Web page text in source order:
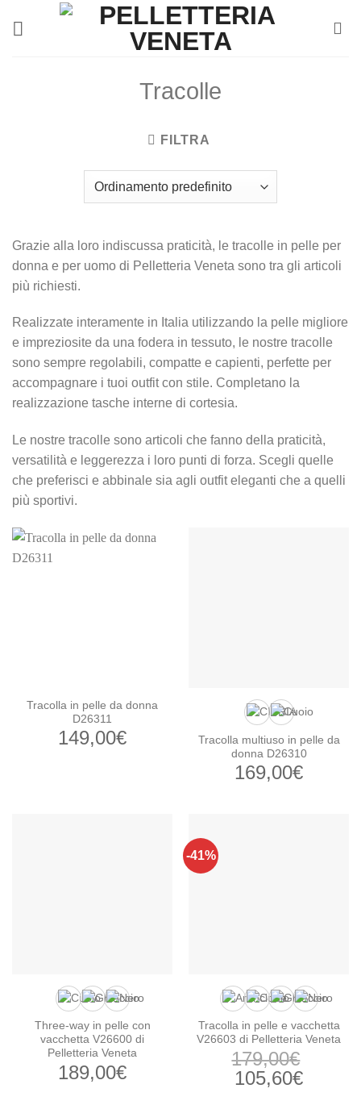
Tracolle
FILTRA
Grazie alla loro indiscussa praticità, le tracolle in pelle per
donna e per uomo di Pelletteria Veneta sono tra gli articoli
più richiesti.
Realizzate interamente in Italia utilizzando la pelle migliore
e impreziosite da una fodera in tessuto, le nostre tracolle
sono sempre regolabili, compatte e capienti, perfette per
accompagnare i tuoi outfit con stile. Completano la
realizzazione tasche interne di cortesia.
Le nostre tracolle sono articoli che fanno della praticità,
versatilità e leggerezza i loro punti di forza. Scegli quelle
che preferisci e abbinale sia agli outfit eleganti che a quelli
più sportivi.
Tracolla in pelle da donna
D26311
149,00€
Tracolla multiuso in pelle da
donna D26310
169,00€
Three-way in pelle con
vacchetta V26600 di
Pelletteria Veneta
189,00€
-41%
Tracolla in pelle e vacchetta
V26603 di Pelletteria Veneta
179,00€
Il
105,60€Il